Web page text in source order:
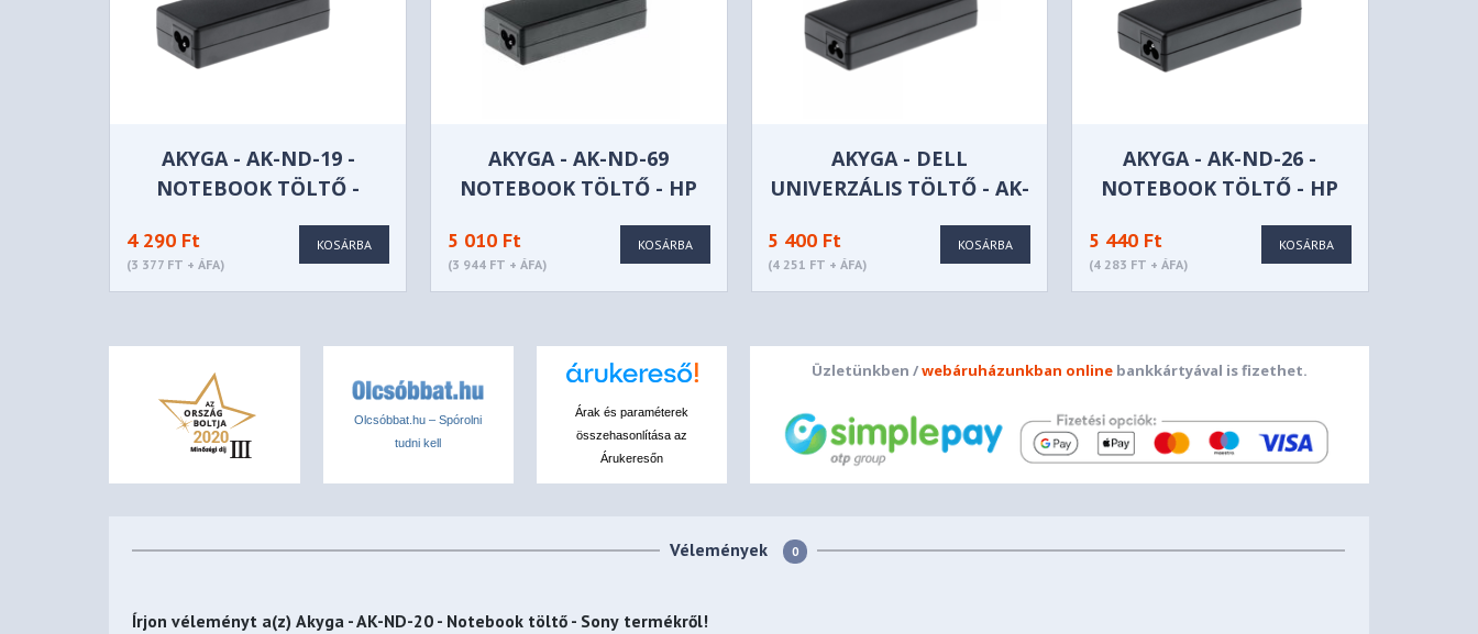
AKYGA - AK-ND-19 -
NOTEBOOK TÖLTŐ -
4 290 Ft
(3 377 FT + ÁFA)
KOSÁRBA
AKYGA - AK-ND-69
NOTEBOOK TÖLTŐ - HP
5 010 Ft
(3 944 FT + ÁFA)
KOSÁRBA
AKYGA - DELL
UNIVERZÁLIS TÖLTŐ - AK-
5 400 Ft
(4 251 FT + ÁFA)
KOSÁRBA
AKYGA - AK-ND-26 -
NOTEBOOK TÖLTŐ - HP
5 440 Ft
(4 283 FT + ÁFA)
KOSÁRBA
Olcsóbbat.hu – Spórolni
tudni kell
Árak és paraméterek
összehasonlítása az
Árukeresőn
Üzletünkben /webáruházunkban online bankkártyával is fizethet.
Vélemények 0
Írjon véleményt a(z)Akyga - AK-ND-20 - Notebook töltő - Sony termékről!